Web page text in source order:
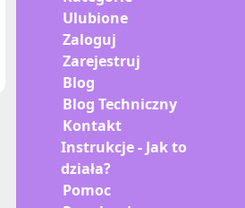
Ulubione
Zaloguj
Zarejestruj
Blog
Blog Techniczny
Kontakt
Instrukcje - Jak to
działa?
Pomoc